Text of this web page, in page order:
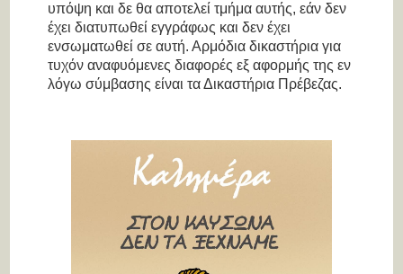
υπόψη και δε θα αποτελεί τμήμα αυτής, εάν δεν
έχει διατυπωθεί εγγράφως και δεν έχει
ενσωματωθεί σε αυτή. Αρμόδια δικαστήρια για
τυχόν αναφυόμενες διαφορές εξ αφορμής της εν
λόγω σύμβασης είναι τα Δικαστήρια Πρέβεζας.